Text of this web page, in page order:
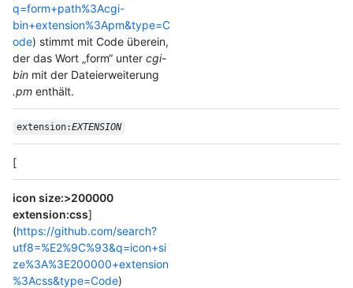
q=form+path%3Acgi-
bin+extension%3Apm&type=C
ode) stimmt mit Code überein,
der das Wort „form“ unter cgi-
bin mit der Dateierweiterung
.pm enthält.
extension:EXTENSION
[
icon size:>200000
extension:css]
(https://github.com/search?
utf8=%E2%9C%93&q=icon+si
ze%3A%3E200000+extension
%3Acss&type=Code)